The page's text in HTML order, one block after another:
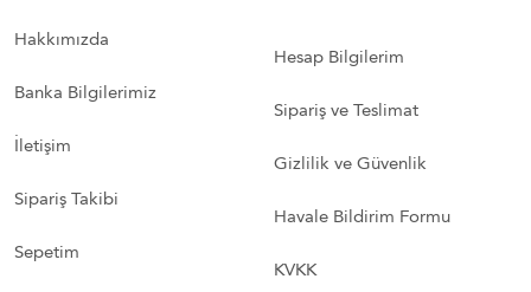
Hakkımızda
Banka Bilgilerimiz
İletişim
Sipariş Takibi
Sepetim
Hesap Bilgilerim
Sipariş ve Teslimat
Gizlilik ve Güvenlik
Havale Bildirim Formu
KVKK